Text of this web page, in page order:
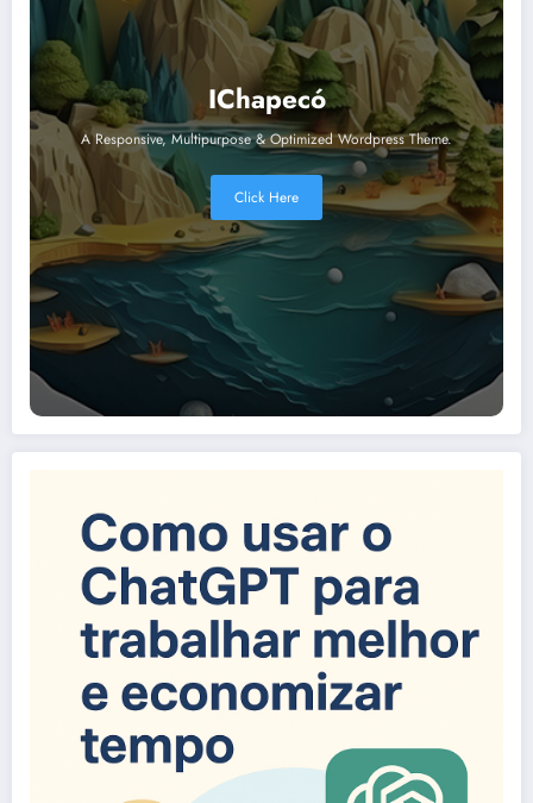
IChapecó
A Responsive, Multipurpose & Optimized Wordpress Theme.
Click Here